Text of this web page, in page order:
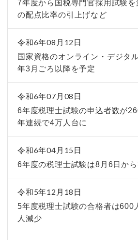
7年度から国税専門官採用試験
の配点比率の引上げなど
令和6年08月12日
国家資格のオンライン・デジタ
年3月ごろ以降を予定
令和6年07月08日
6年度税理士試験の申込者数が
年連続で4万人台に
令和6年04月15日
6年度の税理士試験は8月6日から
令和5年12月18日
5年度税理士試験の合格者は600
人減少